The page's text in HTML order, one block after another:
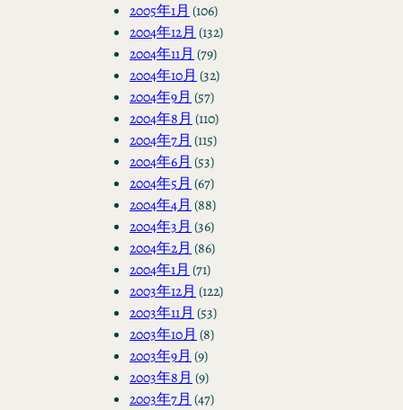
2005年1月 (106)
2004年12月 (132)
2004年11月 (79)
2004年10月 (32)
2004年9月 (57)
2004年8月 (110)
2004年7月 (115)
2004年6月 (53)
2004年5月 (67)
2004年4月 (88)
2004年3月 (36)
2004年2月 (86)
2004年1月 (71)
2003年12月 (122)
2003年11月 (53)
2003年10月 (8)
2003年9月 (9)
2003年8月 (9)
2003年7月 (47)